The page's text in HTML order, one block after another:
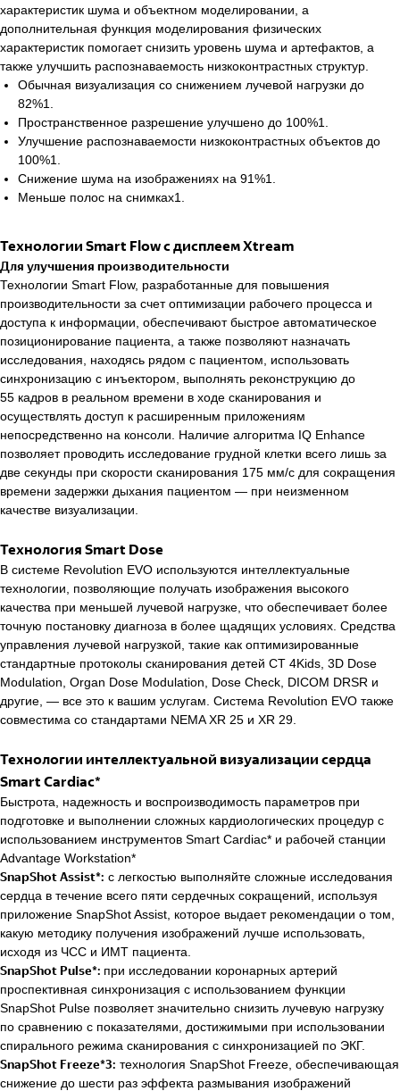
характеристик шума и объектном моделировании, а
дополнительная функция моделирования физических
характеристик помогает снизить уровень шума и артефактов, а
также улучшить распознаваемость низкоконтрастных структур.
Обычная визуализация со снижением лучевой нагрузки до
82%1.
Пространственное разрешение улучшено до 100%1.
Улучшение распознаваемости низкоконтрастных объектов до
100%1.
Снижение шума на изображениях на 91%1.
Меньше полос на снимках1.
Технологии Smart Flow с дисплеем Xtream
Для улучшения производительности
Технологии Smart Flow, разработанные для повышения
производительности за счет оптимизации рабочего процесса и
доступа к информации, обеспечивают быстрое автоматическое
позиционирование пациента, а также позволяют назначать
исследования, находясь рядом с пациентом, использовать
синхронизацию с инъектором, выполнять реконструкцию до
55 кадров в реальном времени в ходе сканирования и
осуществлять доступ к расширенным приложениям
непосредственно на консоли. Наличие алгоритма IQ Enhance
позволяет проводить исследование грудной клетки всего лишь за
две секунды при скорости сканирования 175 мм/с для сокращения
времени задержки дыхания пациентом — при неизменном
качестве визуализации.
Технология Smart Dose
В системе Revolution EVO используются интеллектуальные
технологии, позволяющие получать изображения высокого
качества при меньшей лучевой нагрузке, что обеспечивает более
точную постановку диагноза в более щадящих условиях. Средства
управления лучевой нагрузкой, такие как оптимизированные
стандартные протоколы сканирования детей CT 4Kids, 3D Dose
Modulation, Organ Dose Modulation, Dose Check, DICOM DRSR и
другие, — все это к вашим услугам. Система Revolution EVO также
совместима со стандартами NEMA XR 25 и XR 29.
Технологии интеллектуальной визуализации сердца
Smart Cardiac*
Быстрота, надежность и воспроизводимость параметров при
подготовке и выполнении сложных кардиологических процедур с
использованием инструментов Smart Cardiac* и рабочей станции
Advantage Workstation*
SnapShot Assist*: с легкостью выполняйте сложные исследования
сердца в течение всего пяти сердечных сокращений, используя
приложение SnapShot Assist, которое выдает рекомендации о том,
какую методику получения изображений лучше использовать,
исходя из ЧСС и ИМТ пациента.
SnapShot Pulse*: при исследовании коронарных артерий
проспективная синхронизация с использованием функции
SnapShot Pulse позволяет значительно снизить лучевую нагрузку
по сравнению с показателями, достижимыми при использовании
спирального режима сканирования с синхронизацией по ЭКГ.
SnapShot Freeze*3: технология SnapShot Freeze, обеспечивающая
снижение до шести раз эффекта размывания изображений